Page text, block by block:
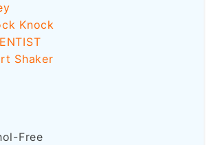
Knock
Shaker
Free